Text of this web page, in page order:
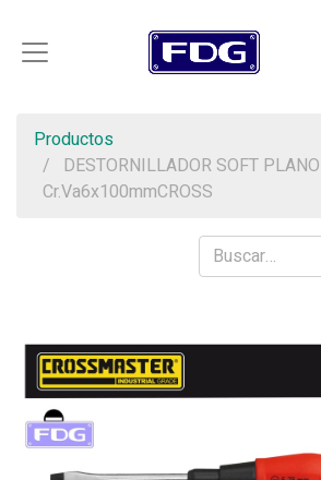
Productos
DESTORNILLADOR SOFT PLANO
Cr.Va6x100mmCROSS